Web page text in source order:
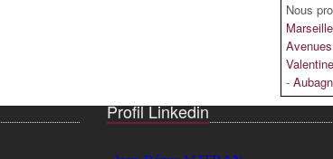
Nous
-
Profil Linkedin